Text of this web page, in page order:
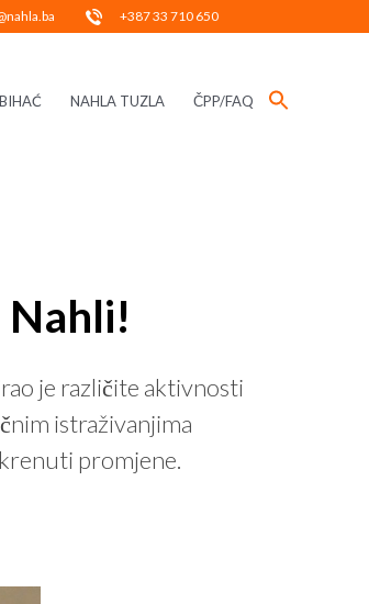
+387 33 710 650
NAHLA TUZLA ČPP/FAQ
Nahli!
je različite aktivnosti
istraživanjima
promjene.